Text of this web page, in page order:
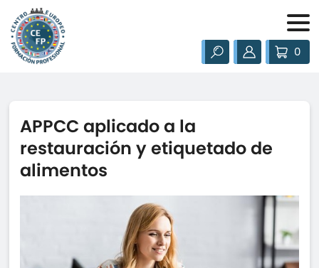
0
APPCC aplicado a la
restauración y etiquetado de
alimentos